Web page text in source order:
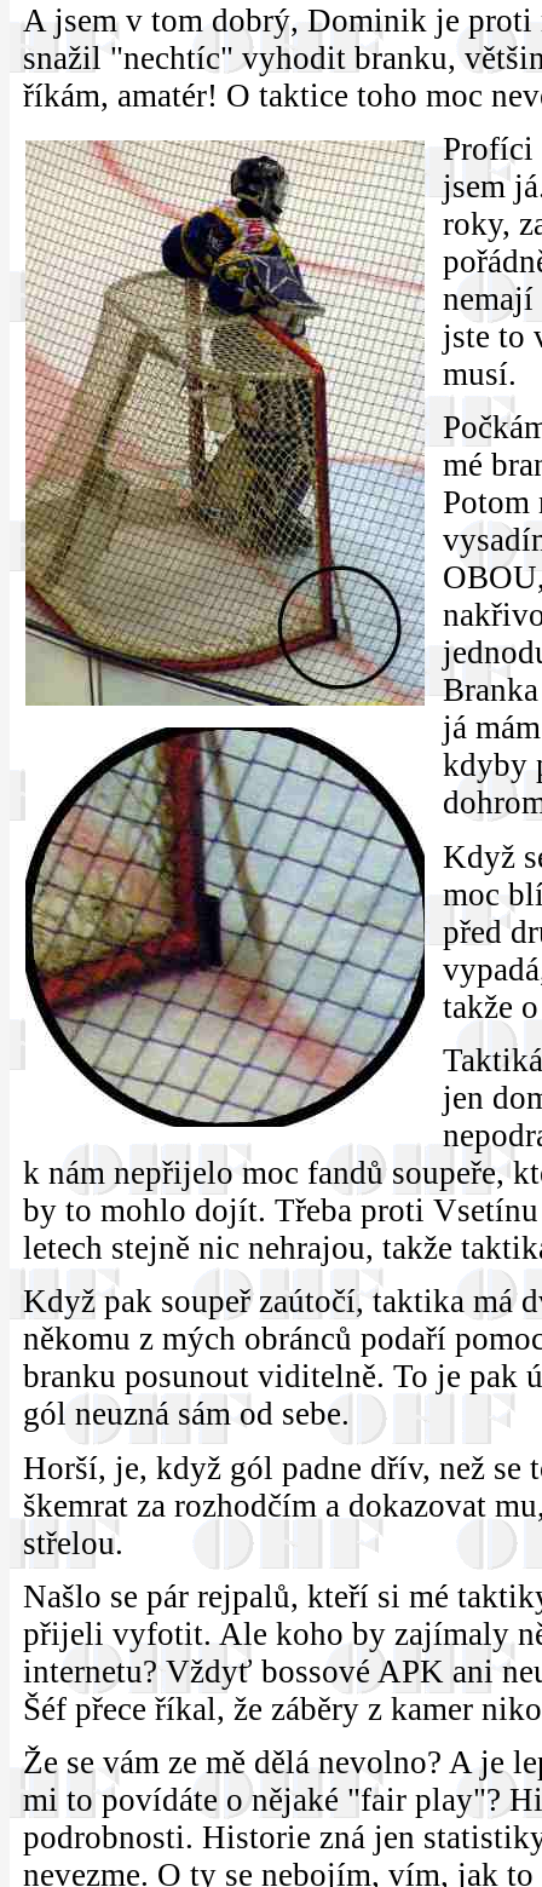
A jsem v tom dobrý, Dominik je proti
snažil "nechtíc" vyhodit branku,
říkám, amatér! O taktice toho moc
Profíci
jsem
roky,
nemají
jste to
musí.
mé
Potom
já
kdyby
Když
moc
před
takže
jen
k nám nepřijelo moc fandů soupeře,
by to mohlo dojít. Třeba proti
letech stejně nic nehrajou, takže
Když pak soupeř zaútočí, taktika má
někomu z mých obránců podaří
branku posunout viditelně. To je pak
gól neuzná sám od sebe.
Horší, je, když gól padne dřív, než se
škemrat za rozhodčím a dokazovat
střelou.
Našlo se pár rejpalů, kteří si mé
přijeli vyfotit. Ale koho by zajímaly
internetu? Vždyť bossové APK ani
Šéf přece říkal, že záběry z kamer
Že se vám ze mě dělá nevolno? A je
mi to povídáte o nějaké "fair play"?
podrobnosti. Historie zná jen
nevezme. O ty se nebojím, vím, jak